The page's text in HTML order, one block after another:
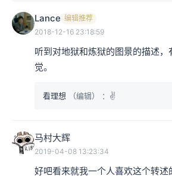
Lance 编辑推荐
2018-12-16 23:18:59
听到对地狱和炼狱的图景的描述
觉。
看理想 （编辑） ：✌️
马村大辉
2019-04-08 13:23:34
好吧看来就我一个人喜欢这个转述